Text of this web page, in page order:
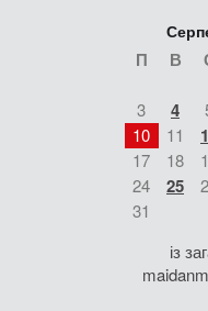
П В
3 4
10
11
17
18
24
25
31
із